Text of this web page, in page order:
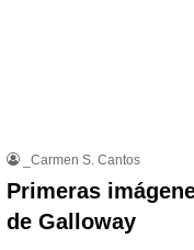
_Carmen S. Cantos
Primeras
de Galloway